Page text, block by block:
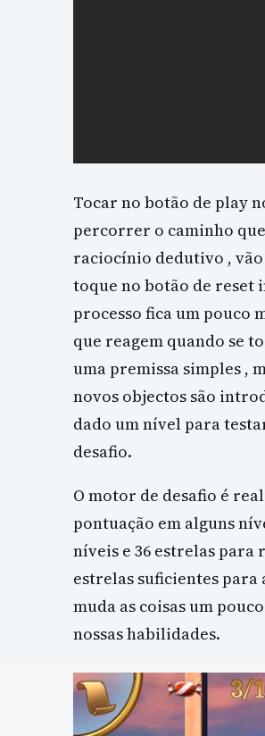
Tocar no botão de play
percorrer o caminho
raciocínio dedutivo ,
toque no botão de reset
processo fica um pouco
que reagem quando se
uma premissa simples ,
novos objectos são
dado um nível para
desafio.
O motor de desafio é
pontuação em alguns
níveis e 36 estrelas
estrelas suficientes
muda as coisas um
nossas habilidades.